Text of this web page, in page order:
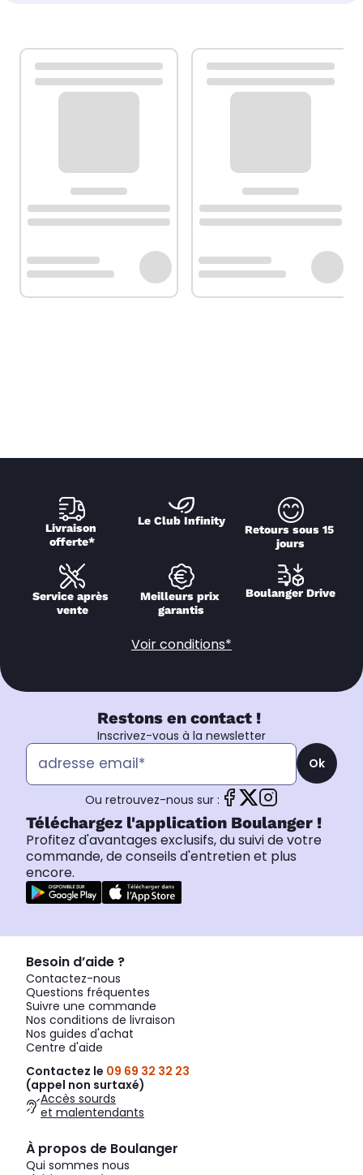
Livraison
offerte*
Le Club Infinity
Retours sous 15
jours
Service après
vente
Meilleurs prix
garantis
Boulanger Drive
Voir conditions*
Restons en contact !
Inscrivez-vous à la newsletter
Ok
Ou retrouvez-nous sur :
Téléchargez l'application Boulanger !
Profitez d'avantages exclusifs, du suivi de votre
commande, de conseils d'entretien et plus
encore.
Besoin d’aide ?
Contactez-nous
Questions fréquentes
Suivre une commande
Nos conditions de livraison
Nos guides d'achat
Centre d'aide
Contactez le 09 69 32 32 23
(appel non surtaxé)
Accès sourds
et malentendants
À propos de Boulanger
Qui sommes nous